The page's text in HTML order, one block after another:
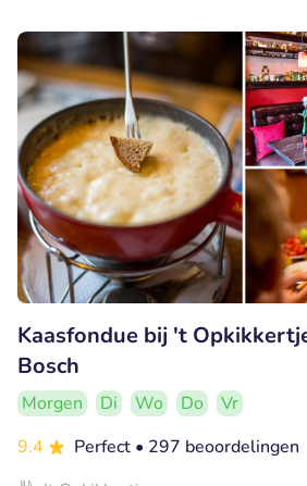
Kaasfondue bij 't
Bosch
Morgen Di Wo Do
Vr
9.4
Perfect • 297 beoordelingen